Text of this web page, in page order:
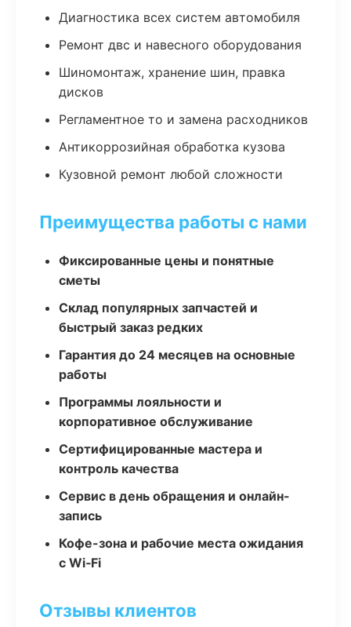
Диагностика всех систем автомобиля
Ремонт двс и навесного оборудования
Шиномонтаж, хранение шин, правка
дисков
Регламентное то и замена расходников
Антикоррозийная обработка кузова
Кузовной ремонт любой сложности
Преимущества работы с нами
Фиксированные цены и понятные
сметы
Склад популярных запчастей и
быстрый заказ редких
Гарантия до 24 месяцев на основные
работы
Программы лояльности и
корпоративное обслуживание
Сертифицированные мастера и
контроль качества
Сервис в день обращения и онлайн-
запись
Кофе-зона и рабочие места ожидания
с Wi‑Fi
Отзывы клиентов